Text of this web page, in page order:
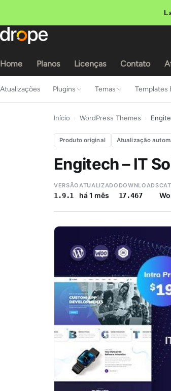
Home Planos Licenças Contato
Atualizações Plugins Temas Templates
Início WordPress Themes
Produto original Atualização
Engitech – IT
VERSÃO
1.9.1
ATUALIZADO
há 1 mês
DOWNLOADS
17.467